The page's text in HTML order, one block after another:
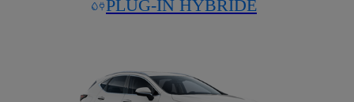
PLUG-IN HYBRIDE